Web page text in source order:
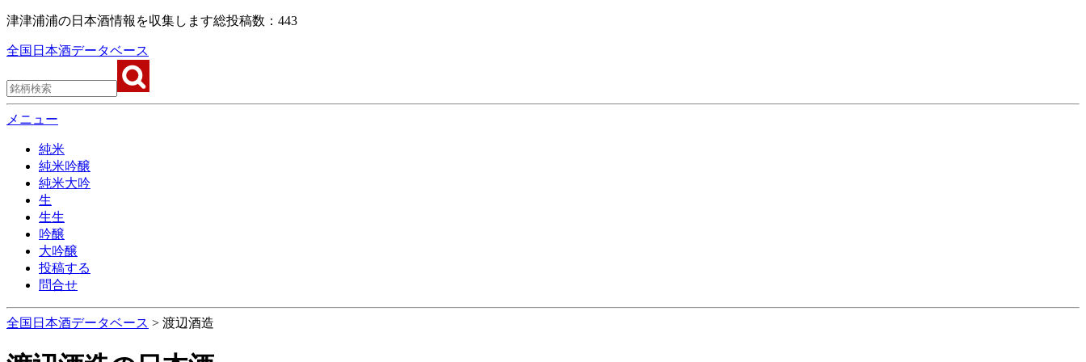
津津浦浦の日本酒情報を収集します総投稿数：443
全国日本酒データベース
メニュー
純米
純米吟醸
純米大吟
生
生生
吟醸
大吟醸
投稿する
問合せ
全国日本酒データベース > 渡辺酒造